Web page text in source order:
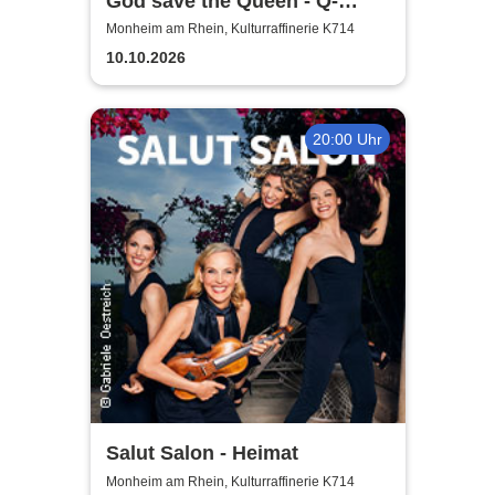
Revival Band
Monheim am Rhein, Kulturraffinerie K714
10.10.2026
20:00 Uhr
Salut Salon - Heimat
Monheim am Rhein, Kulturraffinerie K714